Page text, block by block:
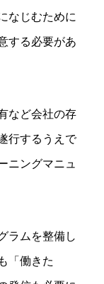
なじむために
する必要があ
など会社の存
行するうえで
ニングマニュ
ラムを整備し
「働きた